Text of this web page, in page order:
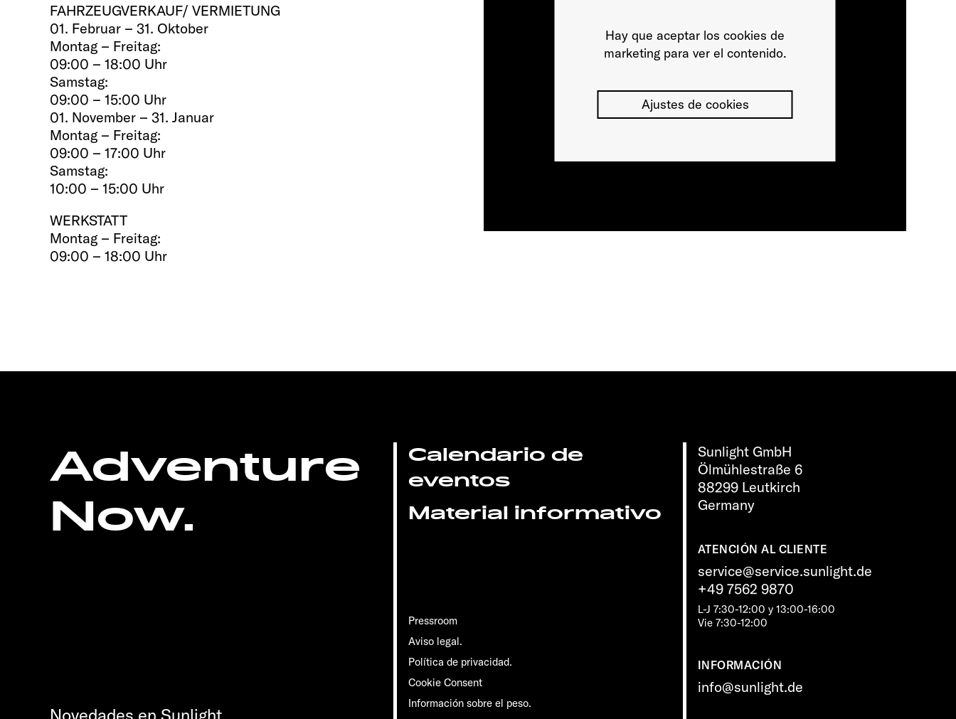
FAHRZEUGVERKAUF/ VERMIETUNG
01. Februar – 31. Oktober
Montag – Freitag:
09:00 – 18:00 Uhr
Samstag:
09:00 – 15:00 Uhr
01. November – 31. Januar
Montag – Freitag:
09:00 – 17:00 Uhr
Samstag:
10:00 – 15:00 Uhr
WERKSTATT
Montag – Freitag:
09:00 – 18:00 Uhr
Hay que aceptar los cookies de
marketing para ver el contenido.
Ajustes de cookies
Adventure
Now.
Sunlight GmbH
Ölmühlestraße 6
88299 Leutkirch
Germany
ATENCIÓN AL CLIENTE
service@service.sunlight.de
+49 7562 9870
L-J 7:30-12:00 y 13:00-16:00
Vie 7:30-12:00
INFORMACIÓN
info@sunlight.de
Calendario de
eventos
Material informativo
Pressroom
Aviso legal.
Política de privacidad.
Cookie Consent
Información sobre el peso.